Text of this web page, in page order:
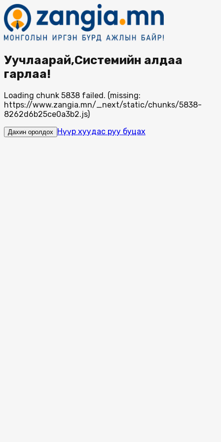
Уучлаарай,Системийн алдаа
гарлаа!
Loading chunk 5838 failed. (missing:
https://www.zangia.mn/_next/static/chunks/5838-
8262d6b25ce0a3b2.js)
Дахин оролдох Нүүр хуудас руу буцах